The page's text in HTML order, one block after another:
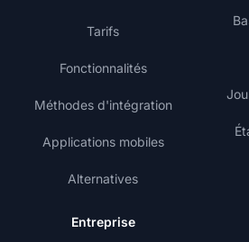
Tarifs
Fonctionnalités
Méthodes d'intégration
Applications mobiles
Alternatives
Entreprise